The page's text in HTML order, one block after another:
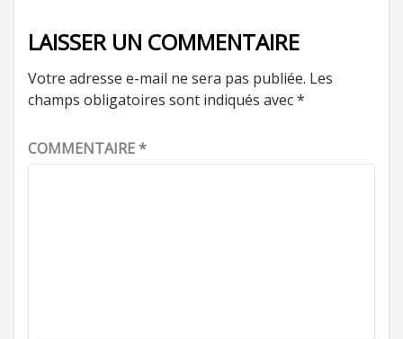
LAISSER UN COMMENTAIRE
Votre adresse e-mail ne sera pas publiée. Les
champs obligatoires sont indiqués avec*
COMMENTAIRE*